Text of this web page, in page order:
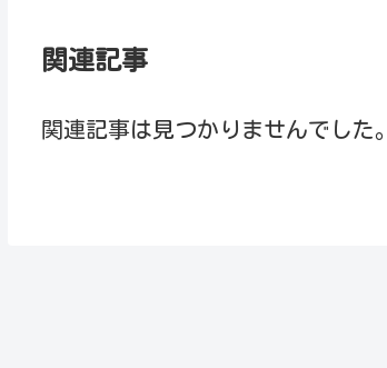
関連記事
関連記事は見つかりませんでした。